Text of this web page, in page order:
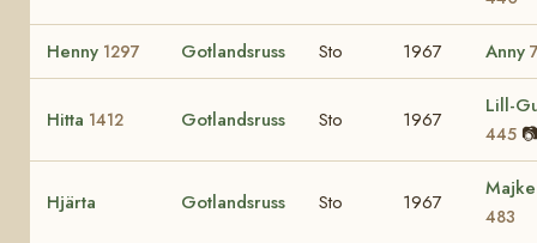
Henny 1297 Gotlandsruss Sto 1967 Anny
Hitta 1412 Gotlandsruss Sto 1967
Lill-
445
Hjärta Gotlandsruss Sto 1967
483